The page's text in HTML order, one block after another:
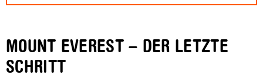
MOUNT EVEREST – DER LETZTE
SCHRITT